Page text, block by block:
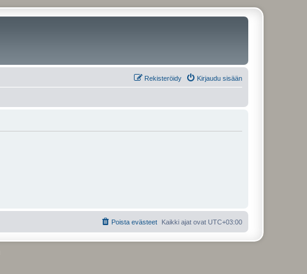
Kirjaudu sisään
Rekisteröidy
Kaikki ajat ovat UTC+03:00
Poista evästeet